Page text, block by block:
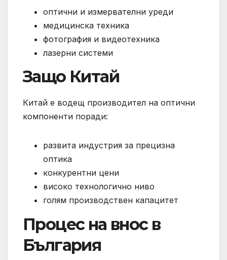
оптични и измервателни уреди
медицинска техника
фотография и видеотехника
лазерни системи
Защо Китай
Китай е водещ производител на оптични
компоненти поради:
развита индустрия за прецизна
оптика
конкурентни цени
високо технологично ниво
голям производствен капацитет
Процес на внос в
България